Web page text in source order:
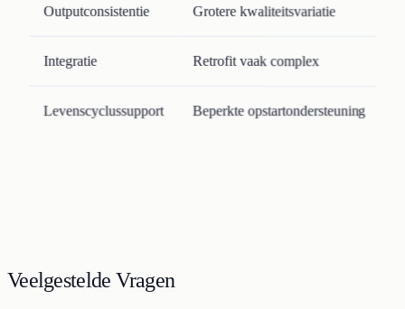
Outputconsistentie Grotere kwaliteitsvariatie
Integratie Retrofit vaak complex
Levenscyclussupport Beperkte opstartondersteuning
Veelgestelde Vragen